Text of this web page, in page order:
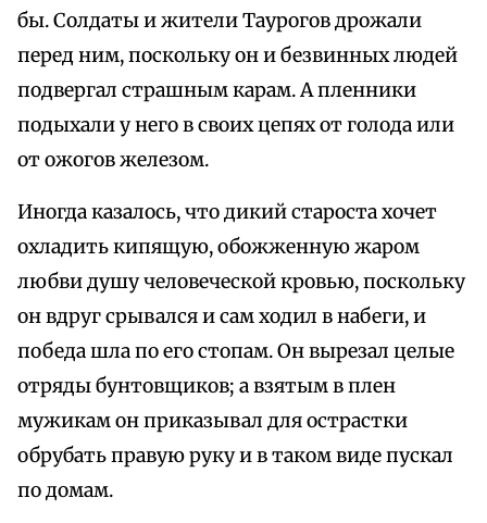
бы. Солдаты и жители Таурогов дрожали
перед ним, поскольку он и безвинных людей
подвергал страшным карам. А пленники
подыхали у него в своих цепях от голода или
от ожогов железом.
Иногда казалось, что дикий староста хочет
охладить кипящую, обожженную жаром
любви душу человеческой кровью, поскольку
он вдруг срывался и сам ходил в набеги, и
победа шла по его стопам. Он вырезал целые
отряды бунтовщиков; а взятым в плен
мужикам он приказывал для острастки
обрубать правую руку и в таком виде пускал
по домам.